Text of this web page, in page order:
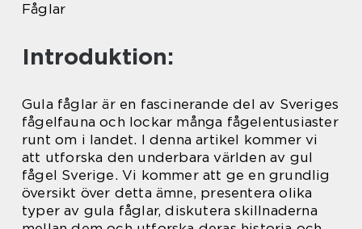
Fåglar
Introduktion:
Gula fåglar är en fascinerande del av Sveriges
fågelfauna och lockar många fågelentusiaster
runt om i landet. I denna artikel kommer vi
att utforska den underbara världen av gul
fågel Sverige. Vi kommer att ge en grundlig
översikt över detta ämne, presentera olika
typer av gula fåglar, diskutera skillnaderna